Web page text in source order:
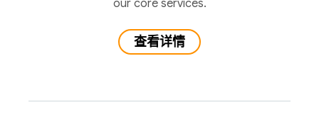
our core services.
查看详情